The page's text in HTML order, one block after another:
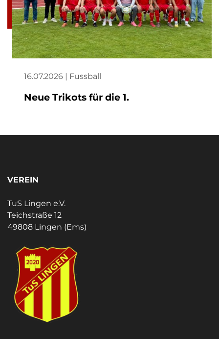
16.07.2026 | Fussball
Neue Trikots für die 1.
VEREIN
TuS Lingen e.V.
Teichstraße 12
49808 Lingen (Ems)